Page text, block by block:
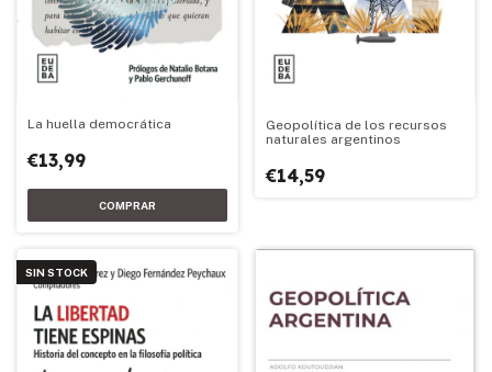
La huella democrática
€13,99
Geopolítica de los recursos
naturales argentinos
€14,59
SIN STOCK